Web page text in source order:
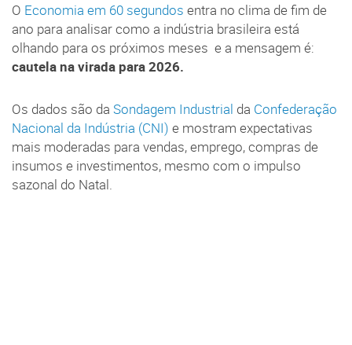
O Economia em 60 segundos entra no clima de fim de
ano para analisar como a indústria brasileira está
olhando para os próximos meses e a mensagem é:
cautela na virada para 2026.
Os dados são da Sondagem Industrial da Confederação
Nacional da Indústria (CNI) e mostram expectativas
mais moderadas para vendas, emprego, compras de
insumos e investimentos, mesmo com o impulso
sazonal do Natal.